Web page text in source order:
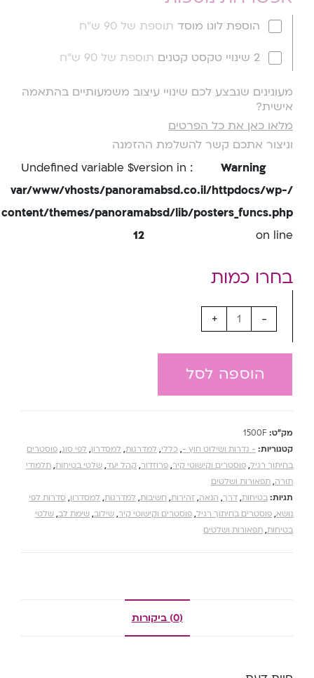
הוספת לוגו מוסד תוספת של 90 ש"ח
2 שינויי טקסט קטנים תוספת של 90 ש"ח
מעונינים שנבצע לכם שינויי עיצוב משמעותיים בהתאמה
אישית?
מלאו כאן את כל הפרטים
וניצור אתכם קשר להשלמת ההזמנה
Warning
: Undefined variable $version in
/var/www/vhosts/panoramabsd.co.il/httpdocs/wp-
content/themes/panoramabsd/lib/posters_funcs.php
on line
12
-
+
הוספה לסל
מק"ט: 1500F
קטגוריות: - גדרות ושילוט חוץ -, כללי, למדרגות, למסדרון, לפי סוג, פוסטרים
בחיתוך רגיל, פוסטרים וקישוטי קיר, פרוזדור, קהל יעד, שלטי בטיחות, תלמודי
תורה, תפאורות ושלטים
תגיות: בטיחות, דרך, הנאה, זהירות, חשיבות, למדרגות, למסדרון, סדרות לפי
נושא, פוסטרים בחיתוך רגיל, פוסטרים וקישוטי קיר, שילוב, שימת לב, שלטי
בטיחות, תפאורות ושלטים
(0) ביקורות